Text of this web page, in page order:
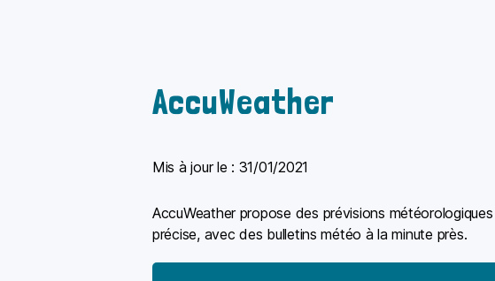
AccuWeather
Mis à jour le : 31/01/2021
AccuWeather propose des prévisions
précise, avec des bulletins météo à la minute près.